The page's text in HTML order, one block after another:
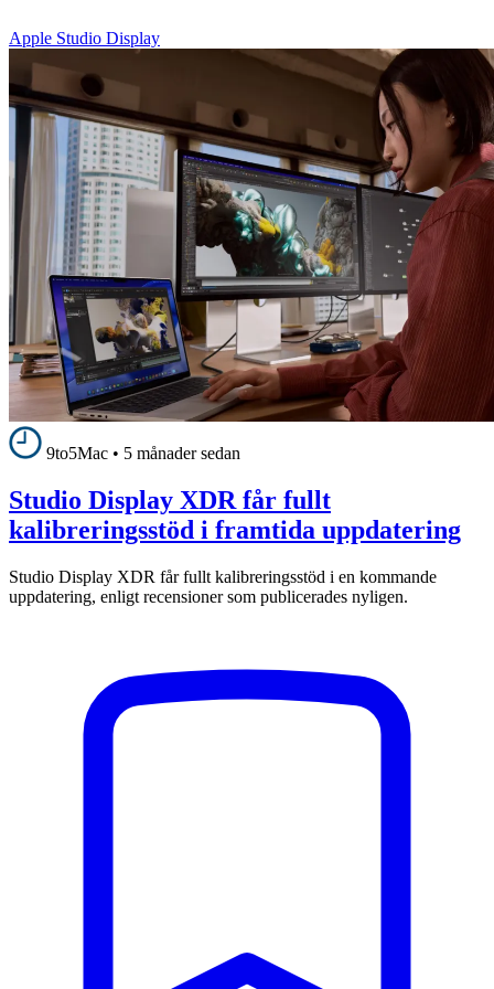
Apple Studio Display
9to5Mac • 5 månader sedan
Studio Display XDR får fullt
kalibreringsstöd i framtida uppdatering
Studio Display XDR får fullt kalibreringsstöd i en kommande
uppdatering, enligt recensioner som publicerades nyligen.